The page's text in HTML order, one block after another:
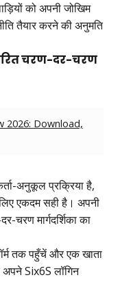
को अपनी जोखिम
तैयार करने की अनुमति
चरण-दर-चरण
2026: Download,
अनुकूल प्रक्रिया है,
एकदम सही है। अपनी
मार्गदर्शिका का
तक पहुँचें और एक खाता
Six6S लॉगिन